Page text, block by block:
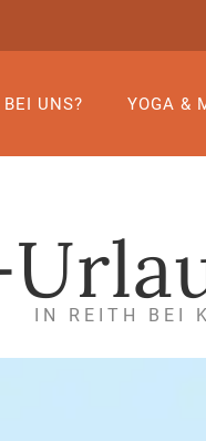
BEI UNS? YOGA &
IN REITH BEI